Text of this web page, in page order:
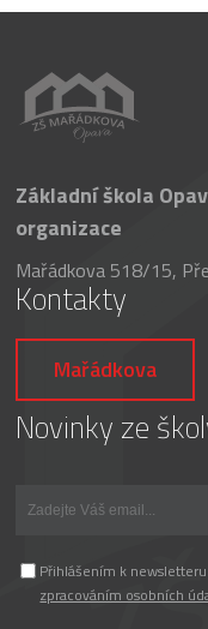
Základní škola
organizace
Mařádkova 518/15,
Kontakty
Mařádkova
Novinky ze
Přihlášením k
zpracováním osobních